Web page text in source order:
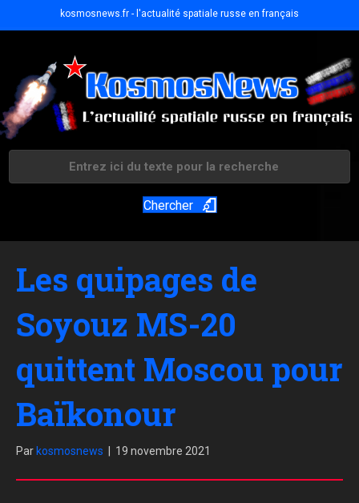
kosmosnews.fr - l'actualité spatiale russe en français
Chercher
Les quipages de
Soyouz MS-20
quittent Moscou pour
Baïkonour
Par kosmosnews 19 novembre 2021